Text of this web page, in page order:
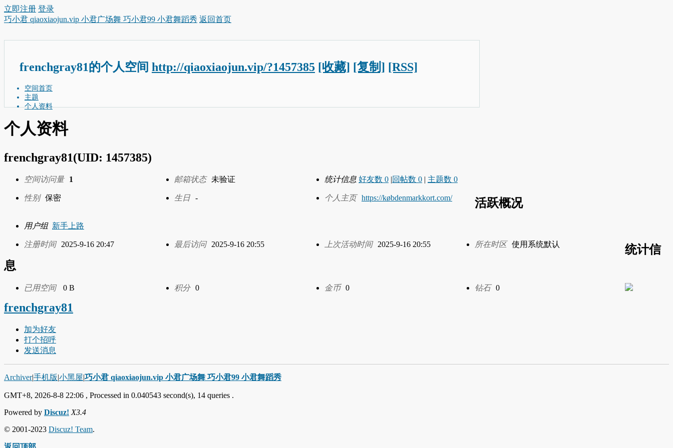
立即注册 登录
巧小君 qiaoxiaojun.vip 小君广场舞 巧小君99 小君舞蹈秀 返回首页
frenchgray81的个人空间 http://qiaoxiaojun.vip/?1457385 [收藏] [复制] [RSS]
空间首页
主题
个人资料
个人资料
frenchgray81(UID: 1457385)
空间访问量 1 邮箱状态 未验证 统计信息 好友数 0 |回帖数 0 | 主题数 0
性别 保密 生日 - 个人主页 https://købdenmarkkort.com/ 活跃概况
用户组 新手上路
注册时间 2025-9-16 20:47 最后访问 2025-9-16 20:55 上次活动时间 2025-9-16 20:55 所在时区 使用系统默认
统计信
息
已用空间 0 B 积分 0 金币 0 钻石 0
frenchgray81
加为好友
打个招呼
发送消息
Archiver|手机版|小黑屋|巧小君 qiaoxiaojun.vip 小君广场舞 巧小君99 小君舞蹈秀
GMT+8, 2026-8-8 22:06 , Processed in 0.040543 second(s), 14 queries .
Powered by Discuz! X3.4
© 2001-2023 Discuz! Team.